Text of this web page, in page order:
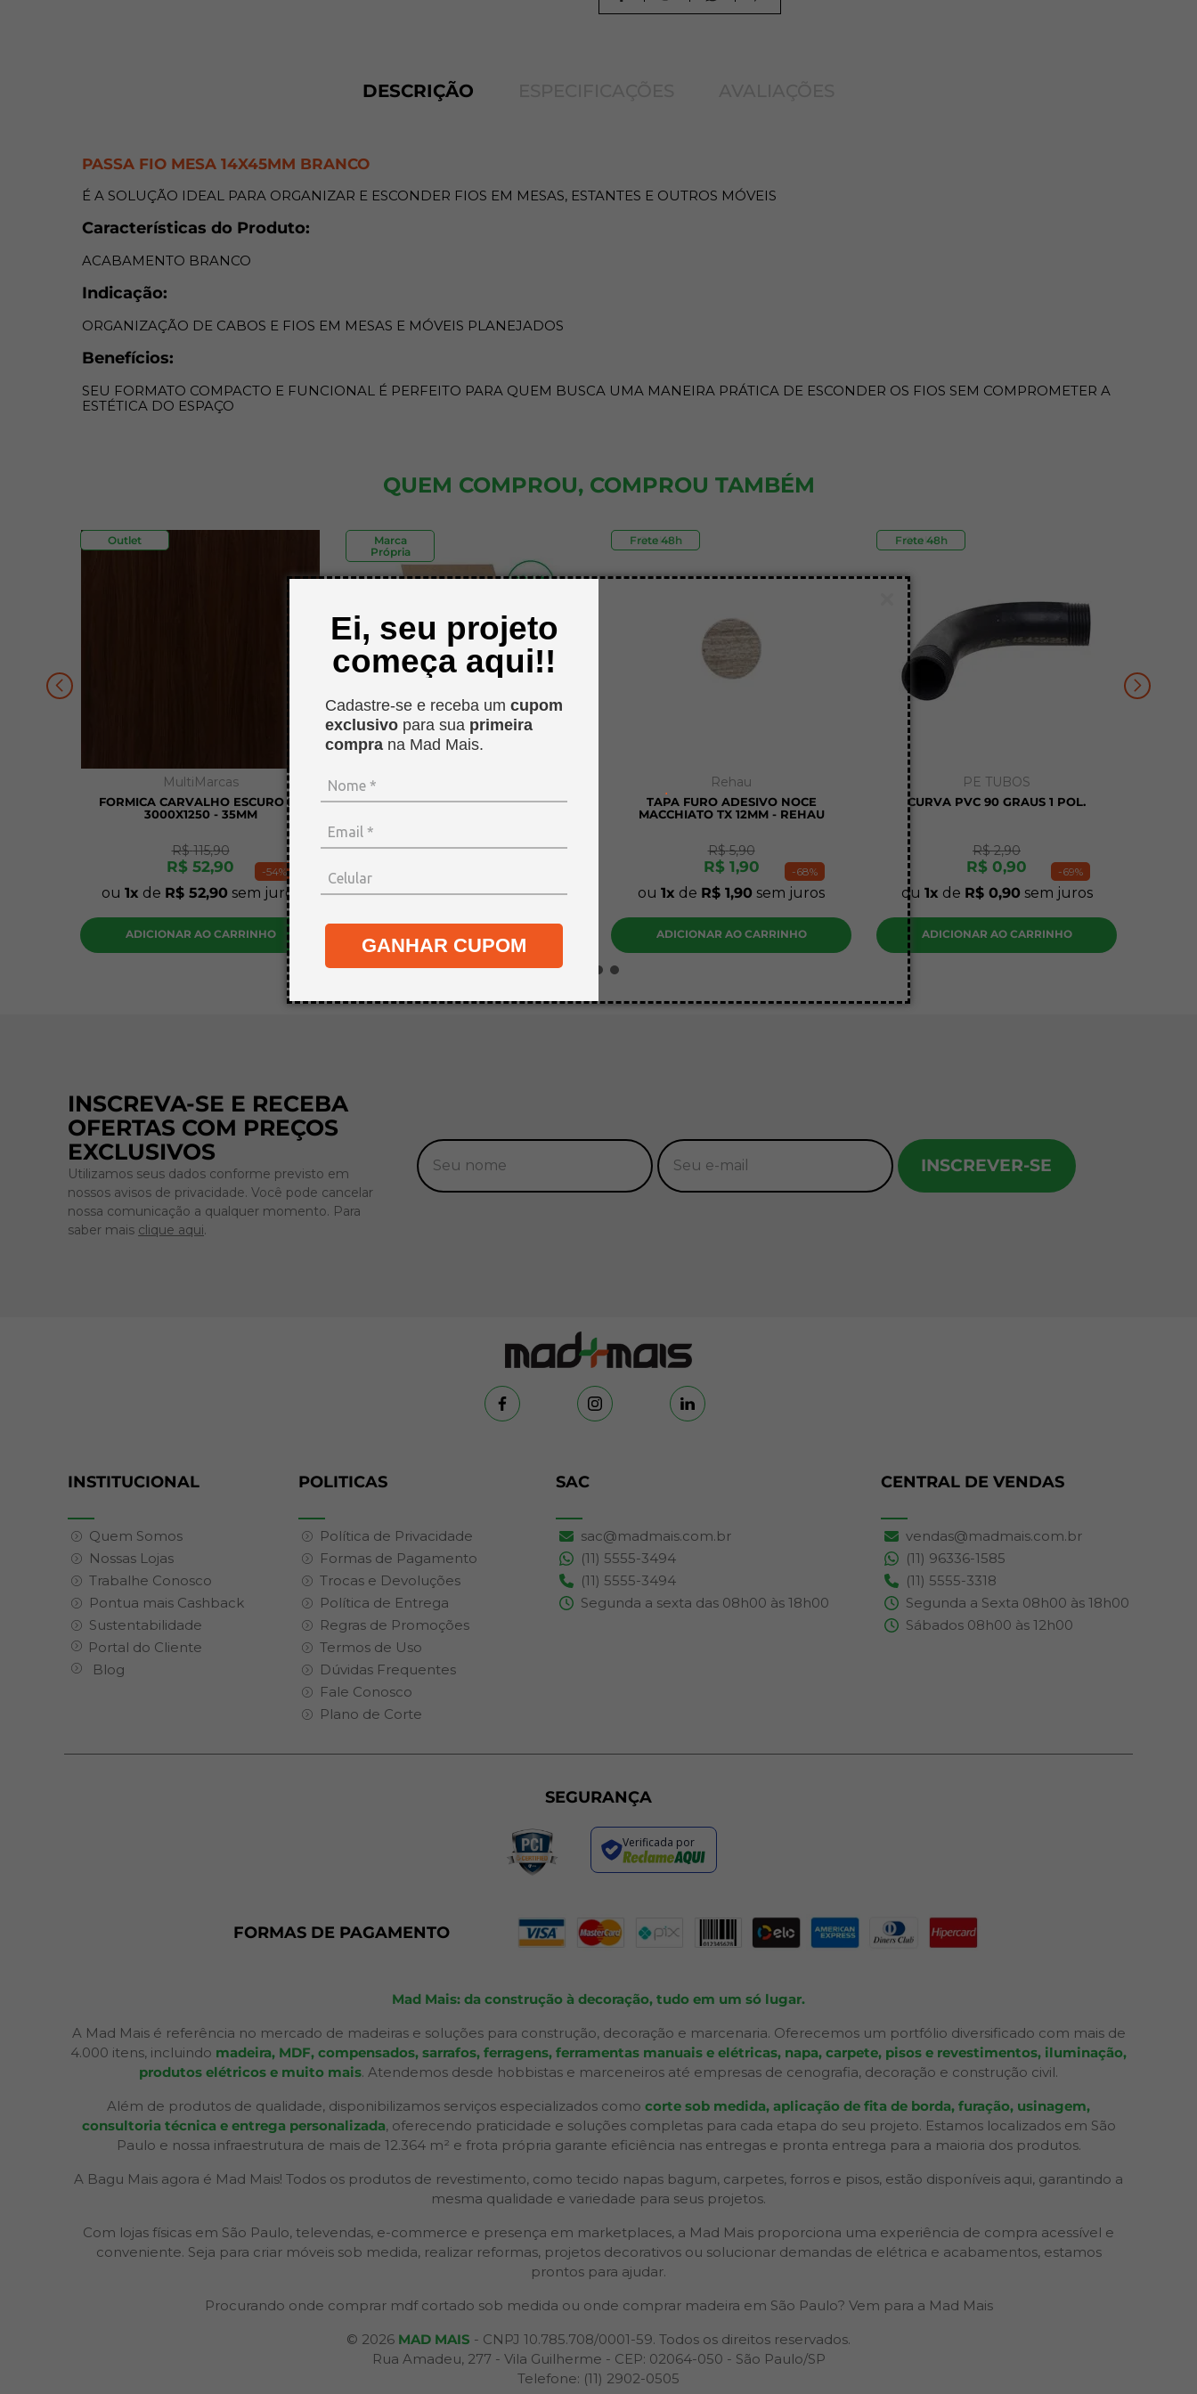
Ei, seu projeto
começa aqui!!
Cadastre-se e receba um cupom
exclusivo para sua primeira
compra na Mad Mais.
GANHAR CUPOM
.
DESCRIÇÃO
PASSA FIO MESA 14X45MM BRANCO
É A SOLUÇÃO IDEAL PARA ORGANIZAR E ESCONDER FIOS EM MESAS, ESTANTES E OUTROS MÓVEIS
Características do Produto:
ACABAMENTO BRANCO
Indicação:
ORGANIZAÇÃO DE CABOS E FIOS EM MESAS E MÓVEIS PLANEJADOS
Benefícios:
SEU FORMATO COMPACTO E FUNCIONAL É PERFEITO PARA QUEM BUSCA UMA MANEIRA PRÁTICA DE ESCONDER OS FIOS SEM COMPROMETER A
ESTÉTICA DO ESPAÇO
QUEM COMPROU, COMPROU TAMBÉM
-54%
Outlet
MultiMarcas
FORMICA CARVALHO ESCURO FC
3000X1250 - 35MM
R$ 115,90
R$ 52,90
ou 1 de R$ 52,90 sem juros
ADICIONAR AO CARRINHO
Marca
Própria
PLACA A4 MDF CRU PINUS 3MM
R$ 45,90
ou1 deR$ 34,90sem juros
-68%
Outlet
Frete 48h
Rehau
TAPA FURO ADESIVO NOCE
MACCHIATO TX 12MM - REHAU
R$ 5,90
R$ 1,90
ou1 de R$ 1,90 sem juros
ADICIONAR AO CARRINHO
-69%
Outlet
Frete 48h
PE TUBOS
CURVA PVC 90 GRAUS 1 POL.
R$ 2,90
R$ 0,90
ou 1 de R$ 0,90 sem juros
ADICIONAR AO CARRINHO
INSCREVA-SE E RECEBA
OFERTAS COM PREÇOS
EXCLUSIVOS
Utilizamos seus dados conforme previsto em
nossos avisos de privacidade. Você pode cancelar
nossa comunicação a qualquer momento. Para
saber mais clique aqui.
INSCREVER-SE
INSTITUCIONAL
Quem Somos
Nossas Lojas
Trabalhe Conosco
Pontua mais Cashback
Sustentabilidade
Portal do Cliente
Blog
POLITICAS
Política de Privacidade
Formas de Pagamento
Trocas e Devoluções
Política de Entrega
Regras de Promoções
Termos de Uso
Dúvidas Frequentes
Fale Conosco
Plano de Corte
SAC
sac@madmais.com.br
(11) 5555-3494
(11) 5555-3494
Segunda a sexta das 08h00 às 18h00
CENTRAL DE VENDAS
vendas@madmais.com.br
(11) 96336-1585
(11) 5555-3318
Segunda a Sexta 08h00 às 18h00
Sábados 08h00 às 12h00
SEGURANÇA
Verificada por
FORMAS DE PAGAMENTO
Mad Mais: da construção à decoração, tudo em um só lugar.
A Mad Mais é referência no mercado de madeiras e soluções para construção, decoração e marcenaria. Oferecemos um portfólio diversificado com mais de
4.000 itens, incluindo madeira, MDF, compensados, sarrafos, ferragens, ferramentas manuais e elétricas, napa, carpete, pisos e revestimentos, iluminação,
produtos elétricos e muito mais. Atendemos desde hobbistas e marceneiros até empresas de cenografia, decoração e construção civil.
Além de produtos de qualidade, disponibilizamos serviços especializados como corte sob medida, aplicação de fita de borda, furação, usinagem,
consultoria técnica e entrega personalizada, oferecendo praticidade e soluções completas para cada etapa do seu projeto. Estamos localizados em São
Paulo e nossa infraestrutura de mais de 12.364 m² e frota própria garante eficiência nas entregas e pronta entrega para a maioria dos produtos.
A Bagu Mais agora é Mad Mais! Todos os produtos de revestimento, como tecido napas bagum, carpetes, forros e pisos, estão disponíveis aqui, garantindo a
mesma qualidade e variedade para seus projetos.
Com lojas físicas em São Paulo, televendas, e-commerce e presença em marketplaces, a Mad Mais proporciona uma experiência de compra acessível e
conveniente. Seja para criar móveis sob medida, realizar reformas, projetos decorativos ou solucionar demandas de elétrica e acabamentos, estamos
prontos para ajudar.
Procurando onde comprar mdf cortado sob medida ou onde comprar madeira em São Paulo? Vem para a Mad Mais
© 2026 MAD MAIS - CNPJ 10.785.708/0001-59. Todos os direitos reservados.
Rua Amadeu, 277 - Vila Guilherme - CEP: 02064-050 - São Paulo/SP
Telefone: (11) 2902-0505